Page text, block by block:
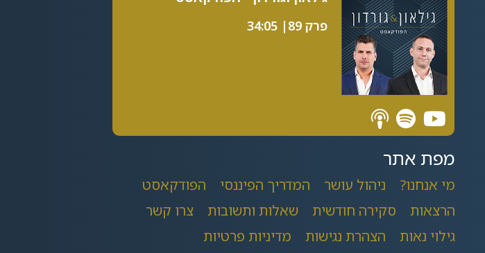
פרק 89| 34:05
מפת אתר
מי אנחנו? ניהול עושר המדריך הפיננסי
הפודקאסט
הרצאות
סקירה חודשית שאלות ותשובות
צרו קשר
גילוי נאות
הצהרת נגישות מדיניות פרטיות